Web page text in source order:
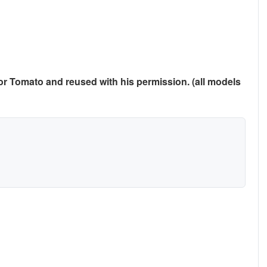
and reused with his permission. (all models